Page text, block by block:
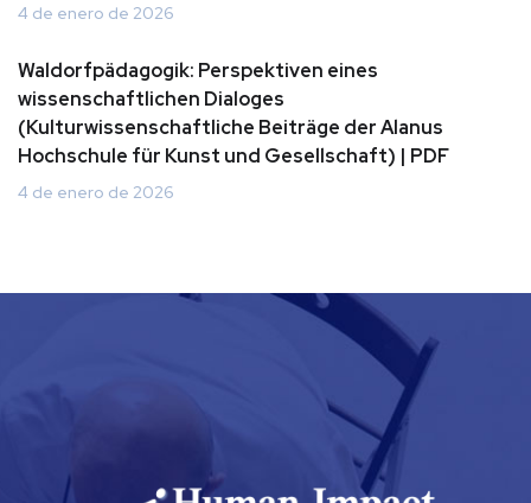
4 de enero de 2026
Waldorfpädagogik: Perspektiven eines
wissenschaftlichen Dialoges
(Kulturwissenschaftliche Beiträge der Alanus
Hochschule für Kunst und Gesellschaft) | PDF
4 de enero de 2026